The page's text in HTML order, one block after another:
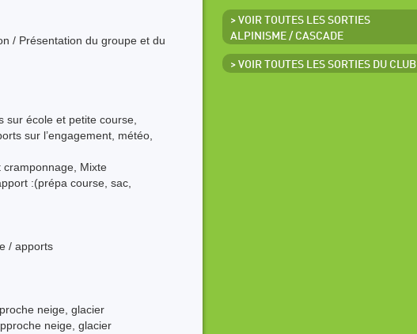
/ Présentation du groupe et du
sur école et petite course,
sur l’engagement, météo,
Mixte
:(prépa course, sac,
/ apports
neige, glacier
neige, glacier
> VOIR TOUTES LES SORTIES
ALPINISME / CASCADE
> VOIR TOUTES LES SORTIES DU CLUB